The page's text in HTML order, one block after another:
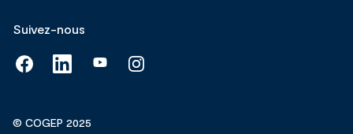
Suivez-nous
© COGEP 2025